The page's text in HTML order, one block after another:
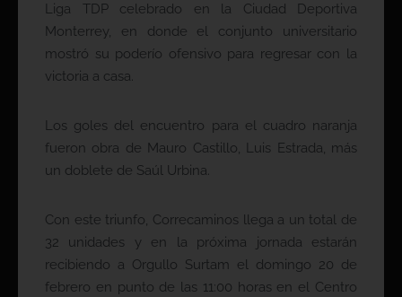
Liga TDP celebrado en la Ciudad Deportiva
Monterrey, en donde el conjunto universitario
mostró su poderío ofensivo para regresar con la
victoria a casa.
Los goles del encuentro para el cuadro naranja
fueron obra de Mauro Castillo, Luis Estrada, más
un doblete de Saúl Urbina.
Con este triunfo, Correcaminos llega a un total de
32 unidades y en la próxima jornada estarán
recibiendo a Orgullo Surtam el domingo 20 de
febrero en punto de las 11:00 horas en el Centro